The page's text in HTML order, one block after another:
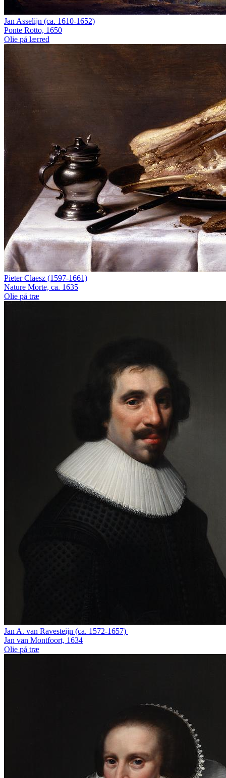
Jan Asselijn (ca. 1610-1652)
Ponte Rotto, 1650
Olie på lærred
Pieter Claesz (1597-1661)
Nature Morte, ca. 1635
Olie på træ
Jan A. van Ravesteijn (ca. 1572-1657)
Jan van Montfoort, 1634
Olie på træ